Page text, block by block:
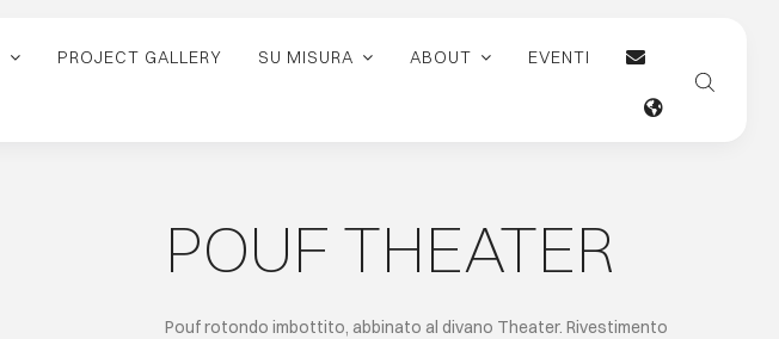
PROJECT GALLERY SU MISURA ABOUT EVENTI
POUF THEATER
Pouf rotondo imbottito, abbinato al divano Theater. Rivestimento